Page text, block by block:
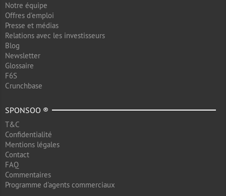
Notre équipe
Offres d'emploi
Presse et médias
Relations avec les investisseurs
Blog
Newsletter
Glossaire
F6S
Crunchbase
SPONSOO ®
T&C
Confidentialité
Mentions légales
Contact
FAQ
Commentaires
Programme d'agents commerciaux